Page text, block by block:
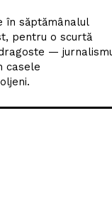
în săptămânalul
pentru o scurtă
— jurnalismul